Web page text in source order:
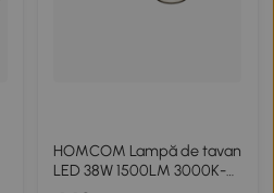
HOMCOM Lampă de tavan
LED 38W 1500LM 3000K-